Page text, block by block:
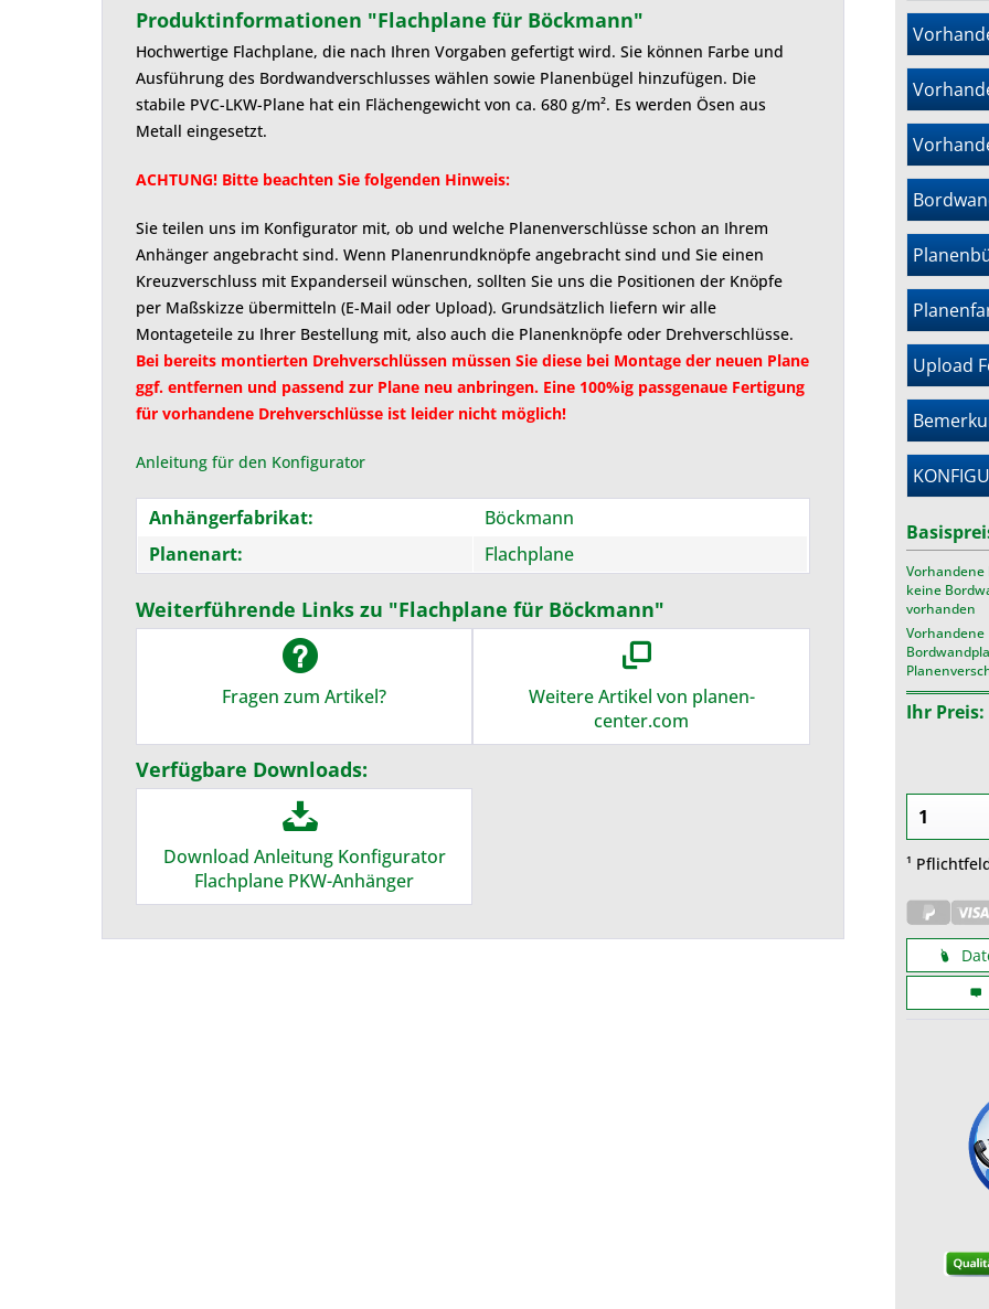
Produktinformationen "Flachplane für Böckmann"
Hochwertige Flachplane, die nach Ihren Vorgaben gefertigt wird. Sie können Farbe und
Ausführung des Bordwandverschlusses wählen sowie Planenbügel hinzufügen. Die
stabile PVC-LKW-Plane hat ein Flächengewicht von ca. 680 g/m². Es werden Ösen aus
Metall eingesetzt.
ACHTUNG! Bitte beachten Sie folgenden Hinweis:
Sie teilen uns im Konfigurator mit, ob und welche Planenverschlüsse schon an Ihrem
Anhänger angebracht sind. Wenn Planenrundknöpfe angebracht sind und Sie einen
Kreuzverschluss mit Expanderseil wünschen, sollten Sie uns die Positionen der Knöpfe
per Maßskizze übermitteln (E-Mail oder Upload). Grundsätzlich liefern wir alle
Montageteile zu Ihrer Bestellung mit, also auch die Planenknöpfe oder Drehverschlüsse.
Bei bereits montierten Drehverschlüssen müssen Sie diese bei Montage der neuen Plane
ggf. entfernen und passend zur Plane neu anbringen. Eine 100%ig passgenaue Fertigung
für vorhandene Drehverschlüsse ist leider nicht möglich!
Anleitung für den Konfigurator
Anhängerfabrikat:
Böckmann
Planenart:
Flachplane
Weiterführende Links zu "Flachplane für Böckmann"
Fragen zum Artikel?
Weitere Artikel von planen-
center.com
Verfügbare Downloads:
Download Anleitung Konfigurator
Flachplane PKW-Anhänger
angegeben werden. Die Bilder sind beispielhaft,
die Ausführungen der Pendelklappen können
abweichen.
keine Bordwandaufbauten vorhanden oder nur
Reling vorhanden.
Positionen der Knöpfe per Maßskizze übermitteln
(E-Mail oder Upload). Grundsätzlich liefern wir alle
Montageteile zu Ihrer Bestellung mit, also auch die
Planenknöpfe oder Drehverschlüsse. Bei bereits
passend zur Plane neu anbringen. Eine
Drehverschlüsse ist leider nicht möglich.
einstellbar.
Upload
geben.
Sie können die Konfiguration drucken oder als PDF
herunterladen (Datenblatt oder PDF Angebot)
keine
vorhanden
Vorhandene
Ihr Preis:
¹